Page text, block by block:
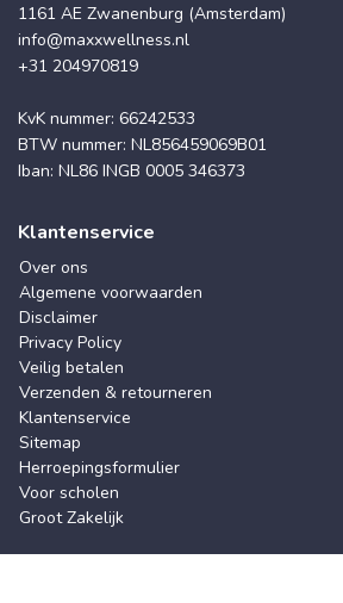
1161 AE Zwanenburg (Amsterdam)
info@maxxwellness.nl
+31 204970819
KvK nummer: 66242533
BTW nummer: NL856459069B01
Iban: NL86 INGB 0005 346373
Klantenservice
Over ons
Algemene voorwaarden
Disclaimer
Privacy Policy
Veilig betalen
Verzenden & retourneren
Klantenservice
Sitemap
Herroepingsformulier
Voor scholen
Groot Zakelijk